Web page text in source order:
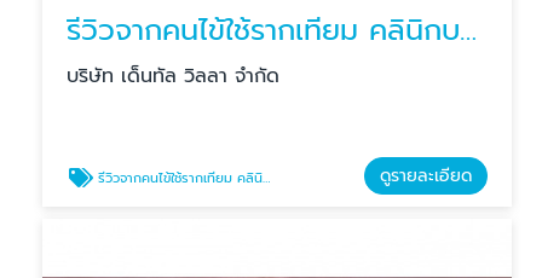
รีวิวจากคนไข้ใช้รากเทียม คลินิกบางแสน
บริษัท เด็นทัล วิลลา จำกัด
รีวิวจากคนไข้ใช้รากเทียม คลินิกบางแสน ดูรายละเอียด